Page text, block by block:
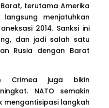
terutama Amerika
menjatuhkan
2014. Sanksi ini
dan jadi salah satu
Rusia dengan Barat
Crimea juga bikin
NATO semakin
mengantisipasi langkah